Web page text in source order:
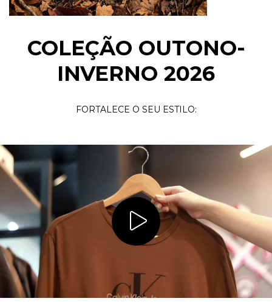
COLEÇÃO OUTONO-
INVERNO 2026
FORTALECE O SEU ESTILO: